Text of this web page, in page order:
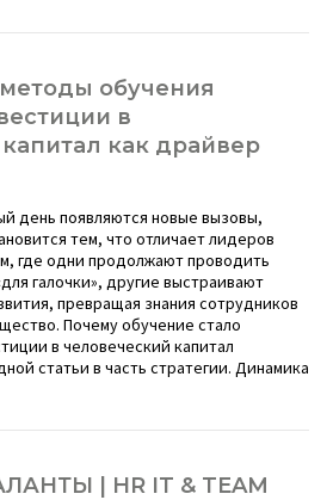
обучения
в
как драйвер
день появляются новые вызовы,
тем, что отличает лидеров
где одни продолжают проводить
галочки», другие выстраивают
превращая знания сотрудников
Почему обучение стало
в человеческий капитал
статьи в часть стратегии. Динамика
| HR IT & TEAM